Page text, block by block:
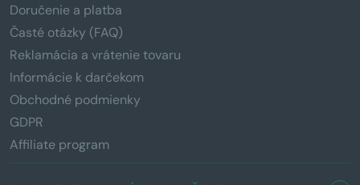
Doručenie a platba
Časté otázky (FAQ)
Reklamácia a vrátenie tovaru
Informácie k darčekom
Obchodné podmienky
GDPR
Affiliate program